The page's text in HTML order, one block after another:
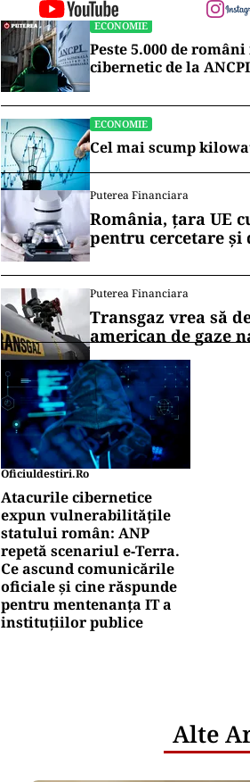
ECONOMIE
Peste 5.000 de
cibernetic de la
ECONOMIE
Cel mai scump
Puterea Financiara
România, țara UE
pentru cercetare și
Puterea Financiara
Transgaz vrea să
american de gaze
Oficiuldestiri.ro
Atacurile cibernetice
expun vulnerabilitățile
statului român: ANP
repetă scenariul e‑Terra.
Ce ascund comunicările
oficiale și cine răspunde
pentru mentenanța IT a
instituțiilor publice
Alte